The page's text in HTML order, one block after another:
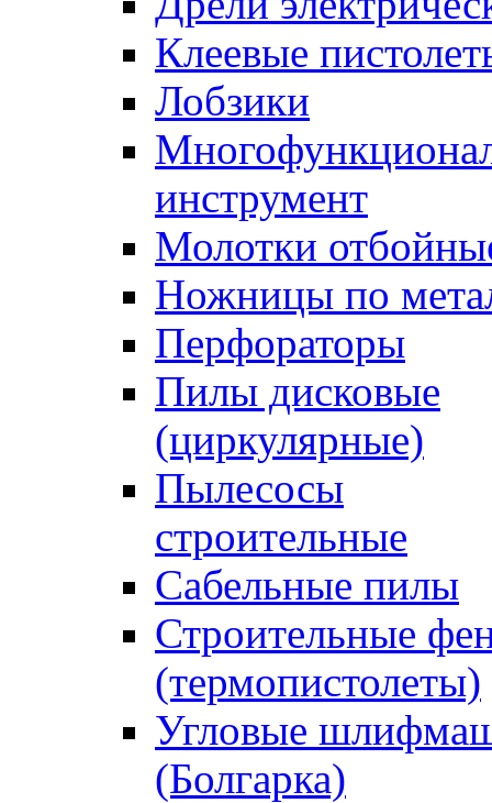
Клеевые
Лобзики
инструмент
Молотки
Ножницы по
Перфораторы
Пилы дисковые
(циркулярные)
Пылесосы
строительные
Сабельные пилы
Строительные
(термопистолеты)
Угловые
(Болгарка)